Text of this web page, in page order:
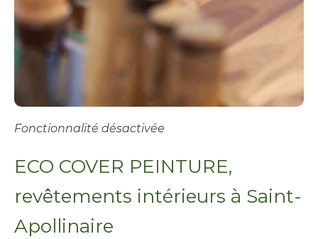
Fonctionnalité désactivée
ECO COVER PEINTURE,
revêtements intérieurs à Saint-
Apollinaire